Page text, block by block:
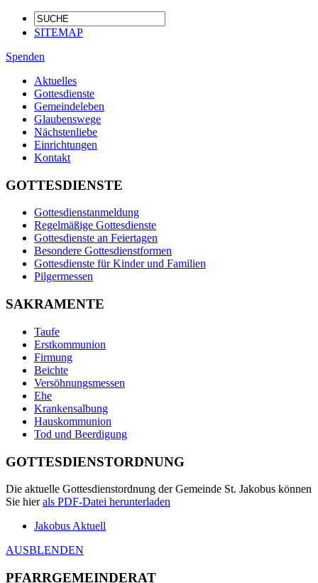
SITEMAP
Spenden
Aktuelles
Gottesdienste
Gemeindeleben
Glaubenswege
Nächstenliebe
Einrichtungen
Kontakt
GOTTESDIENSTE
Gottesdienstanmeldung
Regelmäßige Gottesdienste
Gottesdienste an Feiertagen
Besondere Gottesdienstformen
Gottesdienste für Kinder und Familien
Pilgermessen
SAKRAMENTE
Taufe
Erstkommunion
Firmung
Beichte
Versöhnungsmessen
Ehe
Krankensalbung
Hauskommunion
Tod und Beerdigung
GOTTESDIENSTORDNUNG
Die aktuelle Gottesdienstordnung der Gemeinde St. Jakobus können
Sie hierals PDF-Datei herunterladen
Jakobus Aktuell
AUSBLENDEN
PFARRGEMEINDERAT